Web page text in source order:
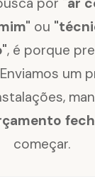
ou
, é porque
um
começar.